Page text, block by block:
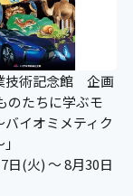
技術記念館 企画
のたちに学ぶモ
バイオミメティク
日(火) ～ 8月30日